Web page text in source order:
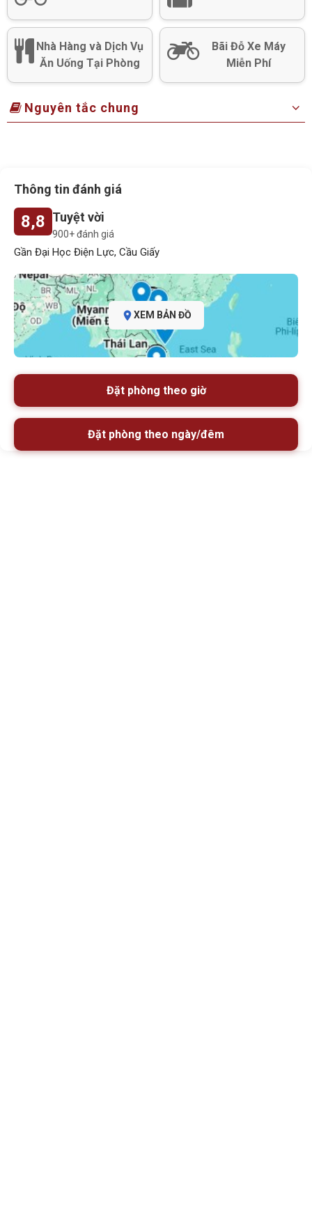
Nhà Hàng và Dịch Vụ
Ăn Uống Tại Phòng
Bãi Đỗ Xe Máy
Miễn Phí
Nguyên tắc chung
Thông tin đánh giá
8,8 Tuyệt vời
900+ đánh giá
Gần Đại Học Điện Lực, Cầu Giấy
XEM BẢN ĐỒ
Đặt phòng theo giờ
Đặt phòng theo ngày/đêm